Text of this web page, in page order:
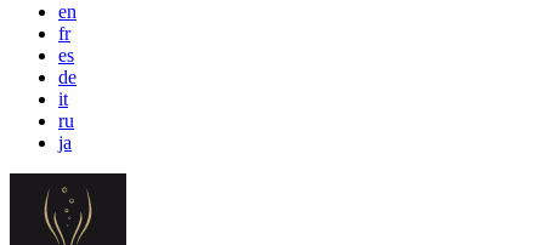
en
fr
es
de
it
ru
ja